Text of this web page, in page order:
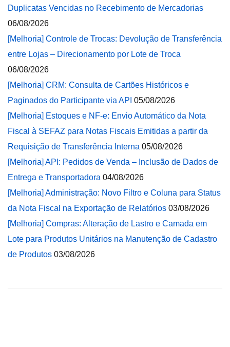
Duplicatas Vencidas no Recebimento de Mercadorias
06/08/2026
[Melhoria] Controle de Trocas: Devolução de Transferência
entre Lojas – Direcionamento por Lote de Troca
06/08/2026
[Melhoria] CRM: Consulta de Cartões Históricos e
Paginados do Participante via API 05/08/2026
[Melhoria] Estoques e NF-e: Envio Automático da Nota
Fiscal à SEFAZ para Notas Fiscais Emitidas a partir da
Requisição de Transferência Interna 05/08/2026
[Melhoria] API: Pedidos de Venda – Inclusão de Dados de
Entrega e Transportadora 04/08/2026
[Melhoria] Administração: Novo Filtro e Coluna para Status
da Nota Fiscal na Exportação de Relatórios 03/08/2026
[Melhoria] Compras: Alteração de Lastro e Camada em
Lote para Produtos Unitários na Manutenção de Cadastro
de Produtos 03/08/2026